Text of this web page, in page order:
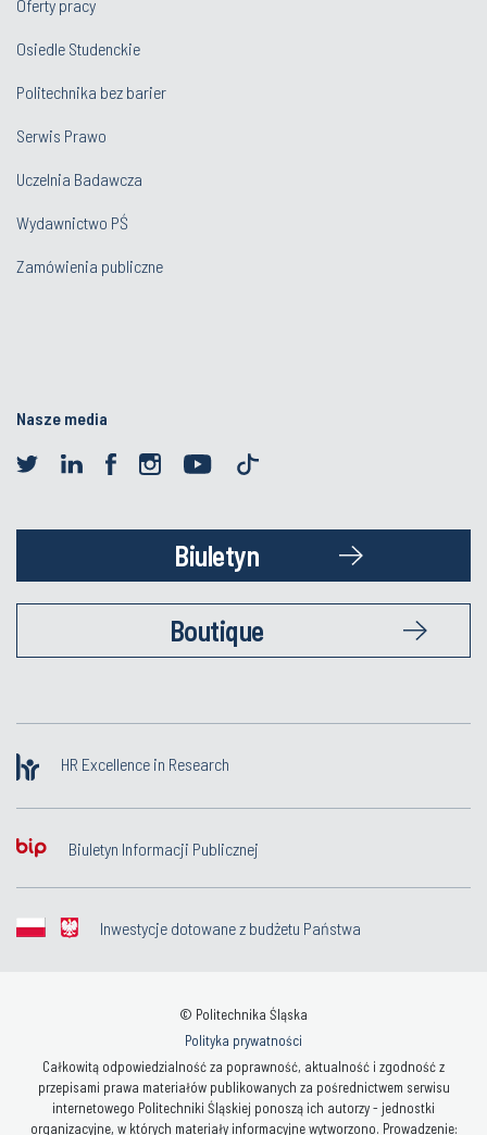
Oferty pracy
Osiedle Studenckie
Politechnika bez barier
Serwis Prawo
Uczelnia Badawcza
Wydawnictwo PŚ
Zamówienia publiczne
Nasze media
Biuletyn
Boutique
HR Excellence in Research
Biuletyn Informacji Publicznej
Inwestycje dotowane z budżetu Państwa
© Politechnika Śląska
Polityka prywatności
Całkowitą odpowiedzialność za poprawność, aktualność i zgodność z
przepisami prawa materiałów publikowanych za pośrednictwem serwisu
internetowego Politechniki Śląskiej ponoszą ich autorzy - jednostki
organizacyjne, w których materiały informacyjne wytworzono. Prowadzenie: